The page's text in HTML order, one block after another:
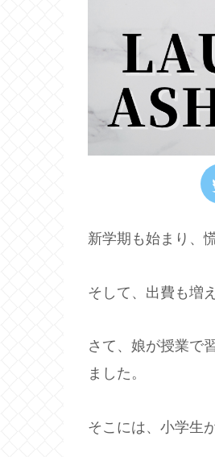
新学期も始まり、
そして、出費も増
さて、娘が授業で
ました。
そこには、小学生